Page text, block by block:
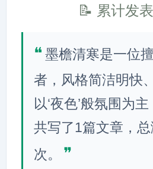
📝 累计发表
❝ 墨檐清寒是一位
者，风格简洁明快
以‘夜色’般氛围为
共写了1篇文章，
次。
❞